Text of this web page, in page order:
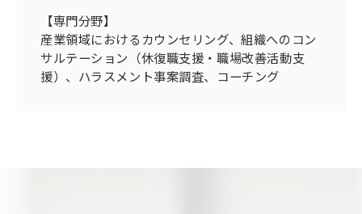
【専門分野】
産業領域におけるカウンセリング、組織へのコン
サルテーション（休復職支援・職場改善活動支
援）、ハラスメント事案調査、コーチング